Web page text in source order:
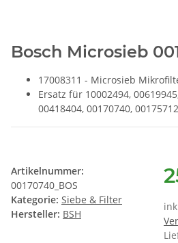
Bosch Microsieb
17008311 - Microsieb
Ersatz für 10002494,
00418404, 00170740, 00175712
Artikelnummer:
00170740_BOS
Kategorie: Siebe & Filter
Hersteller: BSH